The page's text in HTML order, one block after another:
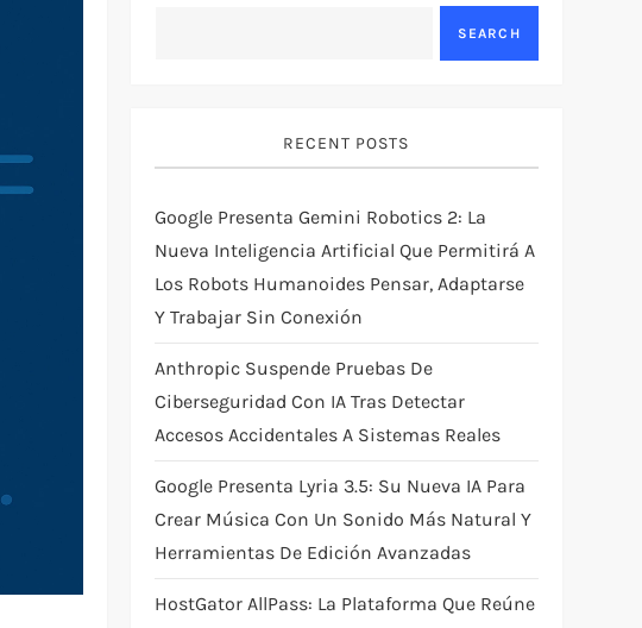
SEARCH
RECENT POSTS
Google Presenta Gemini Robotics 2: La
Nueva Inteligencia Artificial Que Permitirá A
Los Robots Humanoides Pensar, Adaptarse
Y Trabajar Sin Conexión
Anthropic Suspende Pruebas De
Ciberseguridad Con IA Tras Detectar
Accesos Accidentales A Sistemas Reales
Google Presenta Lyria 3.5: Su Nueva IA Para
Crear Música Con Un Sonido Más Natural Y
Herramientas De Edición Avanzadas
HostGator AllPass: La Plataforma Que Reúne